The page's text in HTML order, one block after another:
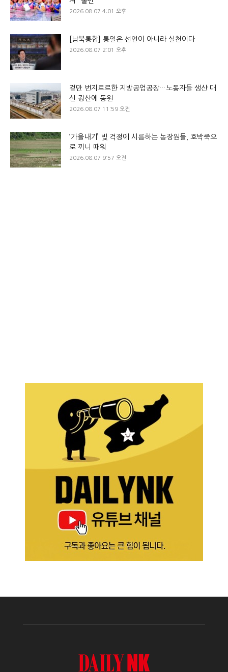
2026.08.07 4:01 오후
[남북통합] 통일은 선언이 아니라 실천이다
2026.08.07 2:01 오후
겉만 번지르르한 지방공업공장…노동자들 생산 대
신 광산에 동원
2026.08.07 11:59 오전
‘가을내기’ 빚 걱정에 시름하는 농장원들, 호박죽으
로 끼니 때워
2026.08.07 9:57 오전